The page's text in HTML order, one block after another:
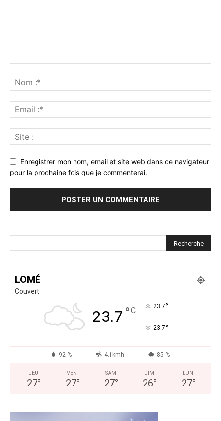
Enregistrer mon nom, email et site web dans ce navigateur
pour la prochaine fois que je commenterai.
LOMÉ
Couvert
23.7 °C 23.7°
23.7°
92 % 4.1kmh 85 %
JEU
27°
VEN
27°
SAM
27°
DIM
26°
LUN
27°